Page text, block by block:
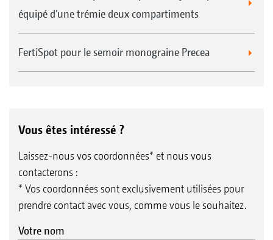
équipé d’une trémie deux compartiments
FertiSpot pour le semoir monograine Precea
Vous êtes intéressé ?
Laissez-nous vos coordonnées* et nous vous
contacterons :
* Vos coordonnées sont exclusivement utilisées pour
prendre contact avec vous, comme vous le souhaitez.
Votre nom